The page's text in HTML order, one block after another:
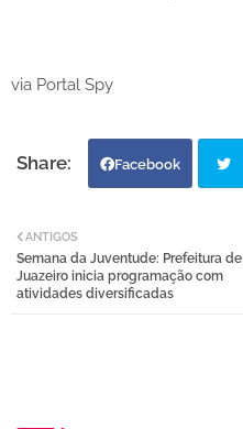
via Portal Spy
Facebook
tter
ANTIGOS
Semana da Juventude: Prefeitura de
Juazeiro inicia programação com
atividades diversificadas